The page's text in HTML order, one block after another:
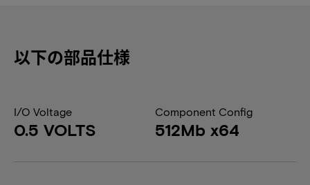
以下の部品仕様
I/O Voltage
0.5 VOLTS
Component Config
512Mb x64